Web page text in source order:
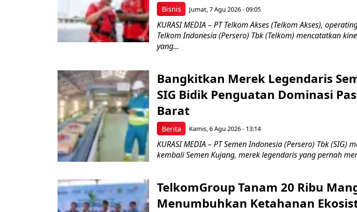
Bisnis Jumat, 7 Agu 2026 - 09:05
KURASI MEDIA – PT Telkom Akses (Telkom Akses),
Telkom Indonesia (Persero) Tbk (Telkom) mencatatkan
yang...
Berita
Bangkitkan Merek Legendaris
SIG Bidik Penguatan Dominasi
Barat
Kamis, 6 Agu 2026 - 13:14
KURASI MEDIA – PT Semen Indonesia (Persero) Tbk (SIG)
kembali Semen Kujang, merek legendaris yang pernah
TelkomGroup Tanam 20 Ribu
Menumbuhkan Ketahanan